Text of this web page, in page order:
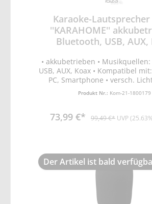
Karaoke-Lautsprecher
''KARAHOME''
Bluetooth, USB, AUX,
• akkubetrieben •
USB, AUX, Koax • Kompatibel
PC, Smartphone • versch.
Mikrofone mit Echo und
120W • Eingangsspannung: 5V
Max. HF-Sendeleistung BT:
Produkt Nr.: Kom-21-1800179
73,99 €* 99,49 €* UVP
Der Artikel ist bald